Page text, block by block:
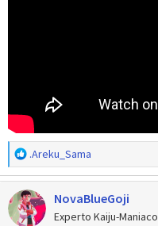
R
e
a
c
c
.Areku_Sama
NovaBlueGoji
Experto Kaiju-Maniaco